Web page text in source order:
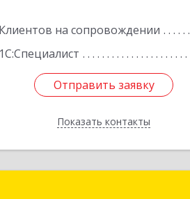
Клиентов на сопровождении
1С:Специалист
Отправить заявку
Показать контакты
Отправить заявку
Назад